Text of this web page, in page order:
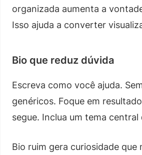
organizada aumenta a
Isso ajuda a converter
Bio que reduz dúvida
Escreva como você ajuda.
genéricos. Foque em
segue. Inclua um tema
Bio ruim gera curiosidade que